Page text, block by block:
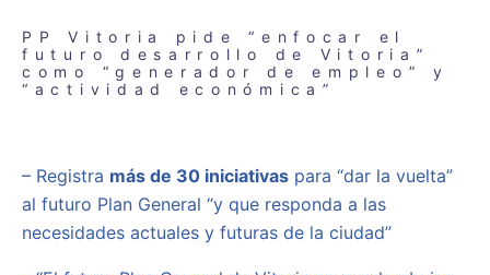
PP Vitoria pide “enfocar el
futuro desarrollo de Vitoria”
como “generador de empleo” y
“actividad económica”
– Registra más de 30 iniciativas para “dar la vuelta”
al futuro Plan General “y que responda a las
necesidades actuales y futuras de la ciudad”